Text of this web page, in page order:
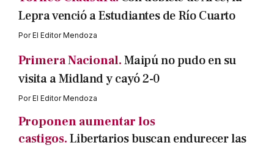
Lepra venció a Estudiantes de Río Cuarto
PorEl Editor Mendoza
Primera Nacional.Maipú no pudo en su
visita a Midland y cayó 2-0
PorEl Editor Mendoza
Proponen aumentar los
castigos.Libertarios buscan endurecer las